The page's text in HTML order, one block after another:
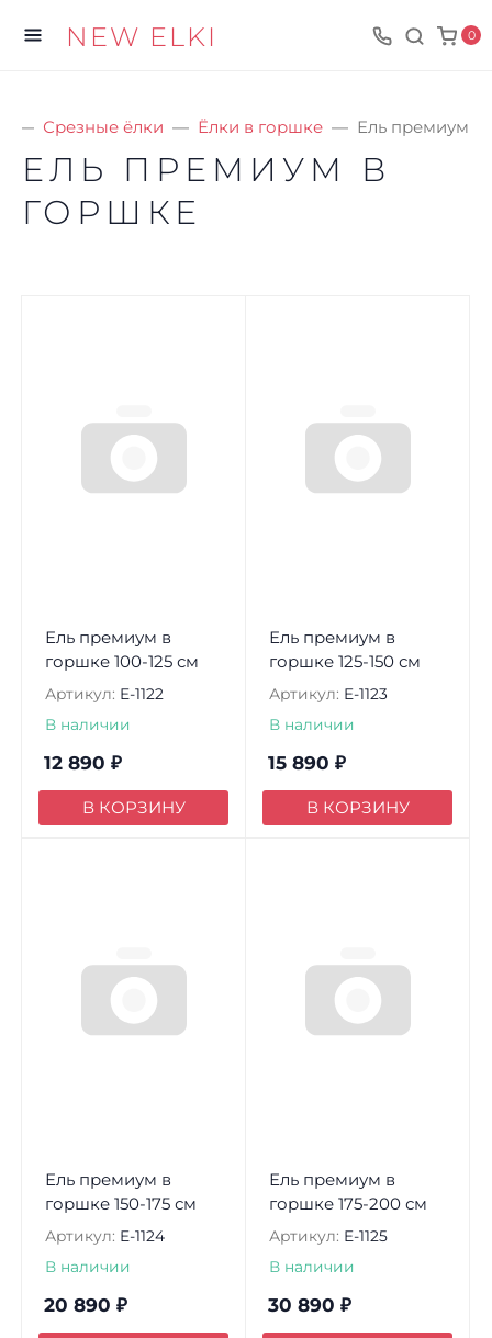
NEW ELKI 0
Срезные ёлки Ёлки в горшке Ель премиум в
ЕЛЬ ПРЕМИУМ В
ГОРШКЕ
Ель премиум в
горшке 100-125 см
Артикул: E-1122
В наличии
12 890 ₽
В КОРЗИНУ
Ель премиум в
горшке 125-150 см
Артикул: E-1123
В наличии
15 890 ₽
В КОРЗИНУ
Ель премиум в
горшке 150-175 см
Артикул: E-1124
В наличии
20 890 ₽
Ель премиум в
горшке 175-200 см
Артикул: E-1125
В наличии
30 890 ₽